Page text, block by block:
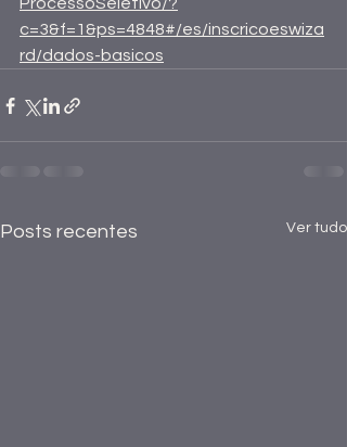
c=3&f=1&ps=4848#/es/inscricoeswiza
rd/dados-basicos
Posts recentes Ver tudo